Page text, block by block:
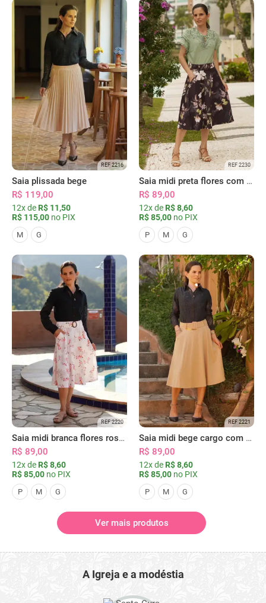
REF 2216
Saia plissada bege
R$ 119,00
12x de R$ 11,50
R$ 115,00 no PIX
M G
REF 2230
Saia midi preta flores com bolsos
R$ 89,00
12x de R$ 8,60
R$ 85,00 no PIX
P M G
REF 2220
Saia midi branca flores rosas com bolsos
R$ 89,00
12x de R$ 8,60
R$ 85,00 no PIX
P M G
REF 2221
Saia midi bege cargo com bolsos
R$ 89,00
12x de R$ 8,60
R$ 85,00 no PIX
P M G
Ver mais produtos
A Igreja e a modéstia